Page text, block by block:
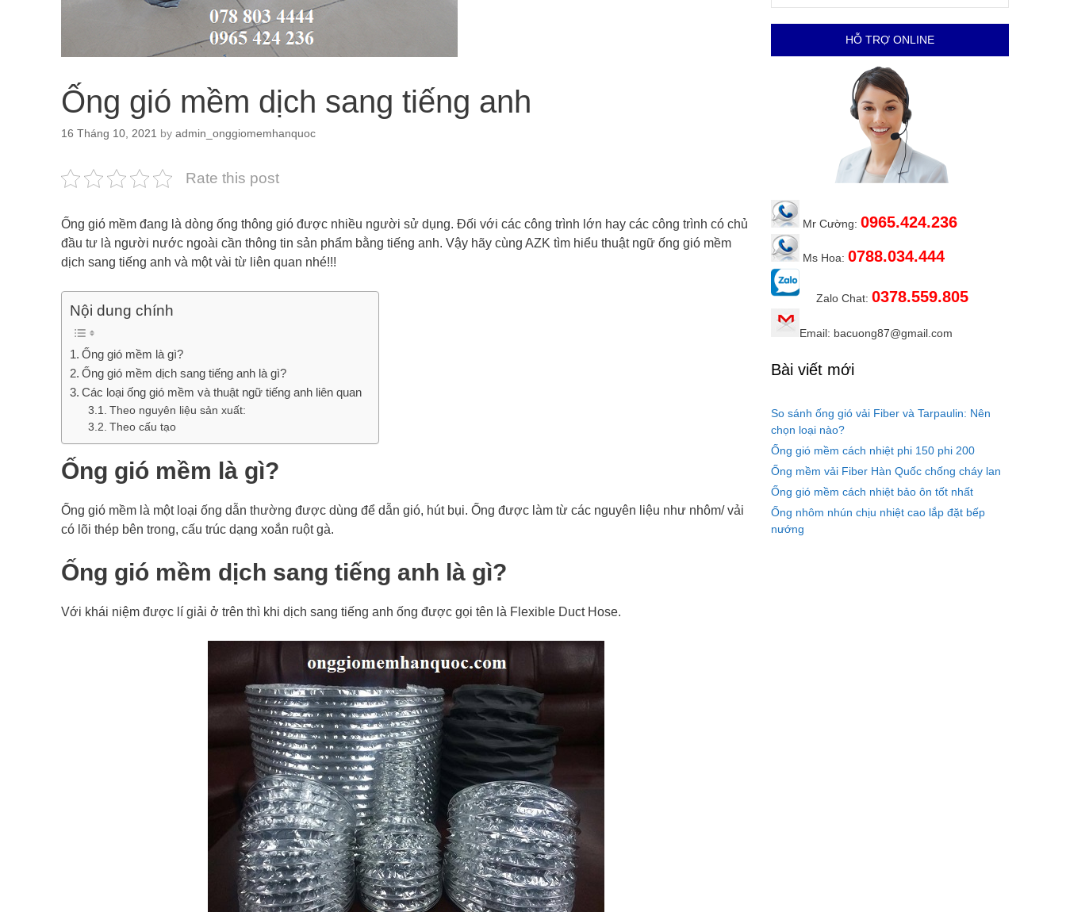
Ống gió mềm dịch sang tiếng anh
16 Tháng 10, 2021 by admin_onggiomemhanquoc
Rate this post
Ống gió mềm đang là dòng ống thông gió được nhiều người sử dụng. Đối với các công trình lớn hay các công trình có chủ
đầu tư là người nước ngoài cần thông tin sản phẩm bằng tiếng anh. Vậy hãy cùng AZK tìm hiểu thuật ngữ ống gió mềm
dịch sang tiếng anh và một vài từ liên quan nhé!!!
Nội dung chính
Ống gió mềm là gì?
Ống gió mềm dịch sang tiếng anh là gì?
Các loại ống gió mềm và thuật ngữ tiếng anh liên quan
Theo nguyên liệu sản xuất:
Theo cấu tạo
Ống gió mềm là gì?
Ống gió mềm là một loại ống dẫn thường được dùng để dẫn gió, hút bụi. Ống được làm từ các nguyên liệu như nhôm/ vải
có lõi thép bên trong, cấu trúc dạng xoắn ruột gà.
Ống gió mềm dịch sang tiếng anh là gì?
Với khái niệm được lí giải ở trên thì khi dịch sang tiếng anh ống được gọi tên là Flexible Duct Hose.
HỖ TRỢ ONLINE
Mr Cường: 0965.424.236
Ms Hoa: 0788.034.444
Zalo Chat: 0378.559.805
Email: bacuong87@gmail.com
Bài viết mới
So sánh ống gió vải Fiber và Tarpaulin: Nên
chọn loại nào?
Ống gió mềm cách nhiệt phi 150 phi 200
Ống mềm vải Fiber Hàn Quốc chống cháy lan
Ống gió mềm cách nhiệt bảo ôn tốt nhất
Ống nhôm nhún chịu nhiệt cao lắp đặt bếp
nướng